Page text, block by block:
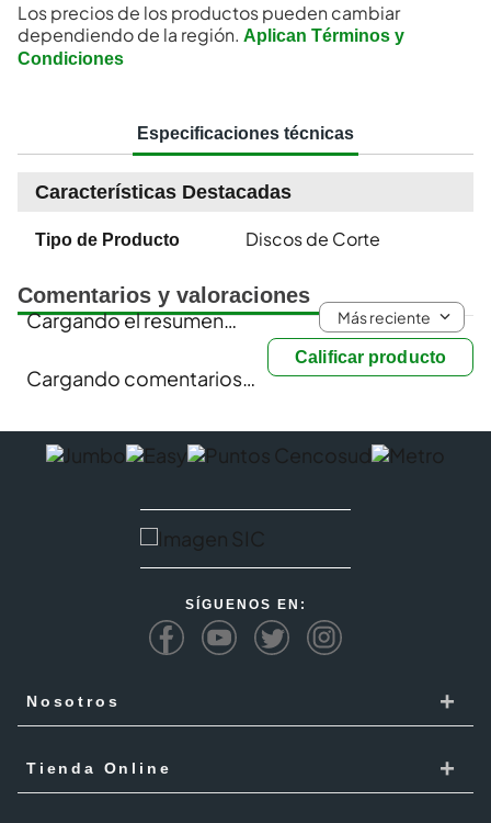
Los precios de los productos pueden cambiar
dependiendo de la región. Aplican Términos y
Condiciones
Especificaciones técnicas
Características Destacadas
Tipo de Producto Discos de Corte
Comentarios y valoraciones
Calificar producto
Cargando el resumen… Más reciente
Cargando comentarios…
SÍGUENOS EN:
Nosotros +
Responsabilidad Social
Tienda Online +